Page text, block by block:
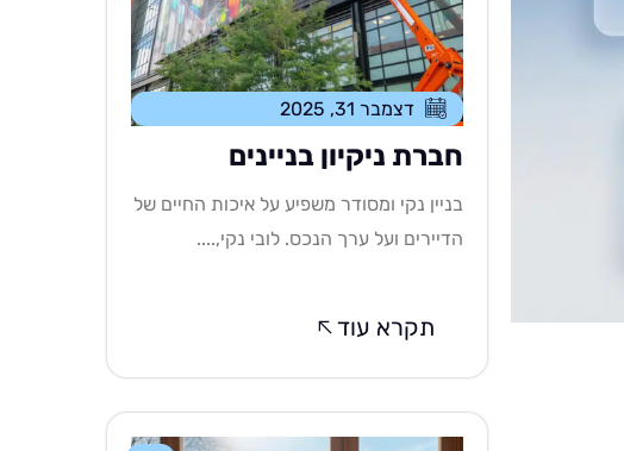
דצמבר 31, 2025
חברת ניקיון בניינים
בניין נקי ומסודר משפיע על איכות החיים של
הדיירים ועל ערך הנכס. לובי נקי,....
תקרא עוד